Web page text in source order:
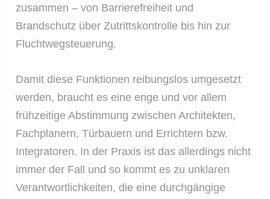
zusammen – von Barrierefreiheit und
Brandschutz über Zutrittskontrolle bis hin zur
Fluchtwegsteuerung.
Damit diese Funktionen reibungslos umgesetzt
werden, braucht es eine enge und vor allem
frühzeitige Abstimmung zwischen Architekten,
Fachplanern, Türbauern und Errichtern bzw.
Integratoren. In der Praxis ist das allerdings nicht
immer der Fall und so kommt es zu unklaren
Verantwortlichkeiten, die eine durchgängige